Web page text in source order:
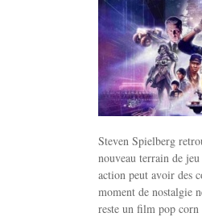
Steven Spielberg
nouveau terrain de
action peut avoir des
moment de nostalgie
reste un film pop corn